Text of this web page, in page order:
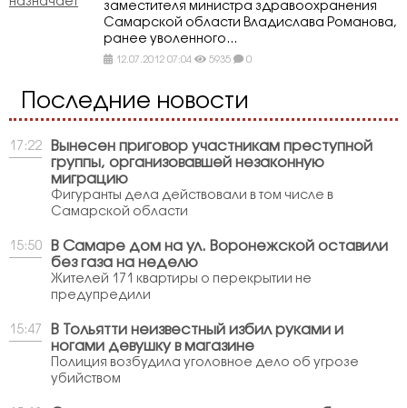
заместителя министра здравоохранения
Самарской области Владислава Романова,
ранее уволенного...
12.07.2012 07:04 5935 0
Последние новости
17:22
Вынесен приговор участникам преступной
группы, организовавшей незаконную
миграцию
Фигуранты дела действовали в том числе в
Самарской области
15:50
В Самаре дом на ул. Воронежской оставили
без газа на неделю
Жителей 171 квартиры о перекрытии не
предупредили
15:47
В Тольятти неизвестный избил руками и
ногами девушку в магазине
Полиция возбудила уголовное дело об угрозе
убийством